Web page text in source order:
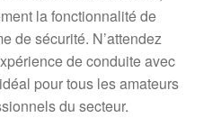
la fonctionnalité de
de sécurité. N’attendez
de conduite avec
pour tous les amateurs
du secteur.